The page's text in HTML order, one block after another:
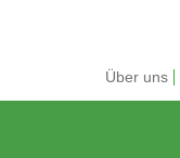
Über uns